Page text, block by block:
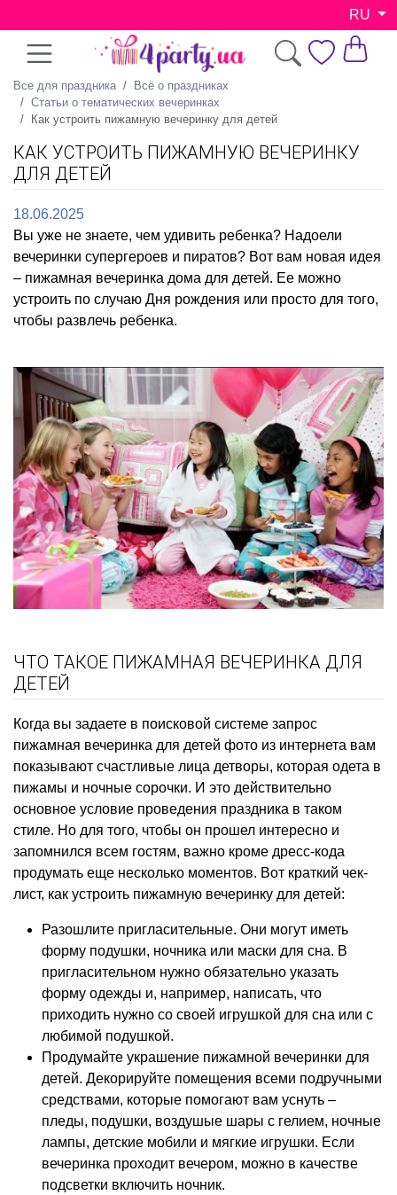
RU
Все для праздника
Всё о праздниках
Статьи о тематических вечеринках
Как устроить пижамную вечеринку для детей
КАК УСТРОИТЬ ПИЖАМНУЮ ВЕЧЕРИНКУ
ДЛЯ ДЕТЕЙ
18.06.2025
Вы уже не знаете, чем удивить ребенка? Надоели
вечеринки супергероев и пиратов? Вот вам новая идея
– пижамная вечеринка дома для детей. Ее можно
устроить по случаю Дня рождения или просто для того,
чтобы развлечь ребенка.
ЧТО ТАКОЕ ПИЖАМНАЯ ВЕЧЕРИНКА ДЛЯ
ДЕТЕЙ
Когда вы задаете в поисковой системе запрос
пижамная вечеринка для детей фото из интернета вам
показывают счастливые лица детворы, которая одета в
пижамы и ночные сорочки. И это действительно
основное условие проведения праздника в таком
стиле. Но для того, чтобы он прошел интересно и
запомнился всем гостям, важно кроме дресс-кода
продумать еще несколько моментов. Вот краткий чек-
лист, как устроить пижамную вечеринку для детей:
Разошлите пригласительные. Они могут иметь
форму подушки, ночника или маски для сна. В
пригласительном нужно обязательно указать
форму одежды и, например, написать, что
приходить нужно со своей игрушкой для сна или с
любимой подушкой.
Продумайте украшение пижамной вечеринки для
детей. Декорируйте помещения всеми подручными
средствами, которые помогают вам уснуть –
пледы, подушки, воздушые шары с гелием, ночные
лампы, детские мобили и мягкие игрушки. Если
вечеринка проходит вечером, можно в качестве
подсветки включить ночник.